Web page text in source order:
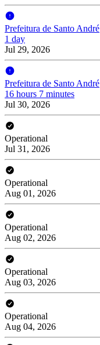
Prefeitura de Santo André
1 day
Jul 29, 2026
Prefeitura de Santo André
16 hours 7 minutes
Jul 30, 2026
Operational
Jul 31, 2026
Operational
Aug 01, 2026
Operational
Aug 02, 2026
Operational
Aug 03, 2026
Operational
Aug 04, 2026